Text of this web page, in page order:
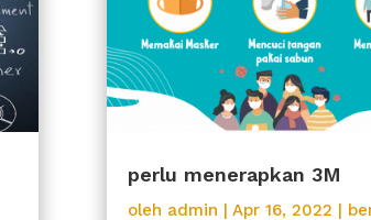
perlu menerapkan 3M
oleh admin | Apr 16, 2022 |